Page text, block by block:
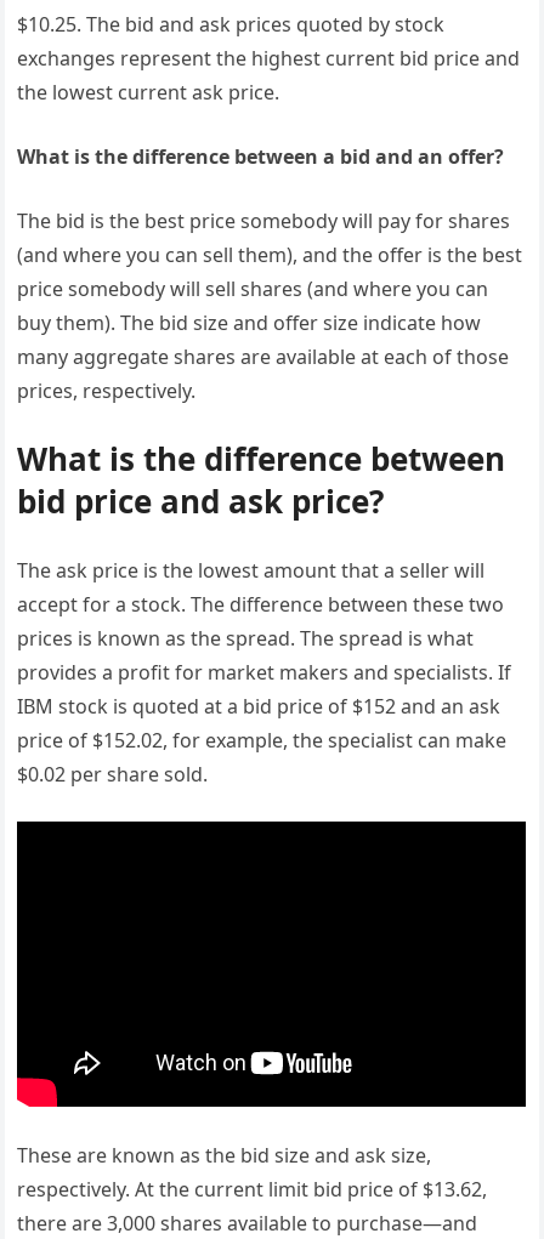
$10.25. The bid and ask prices quoted by stock
exchanges represent the highest current bid price and
the lowest current ask price.
What is the difference between a bid and an offer?
The bid is the best price somebody will pay for shares
(and where you can sell them), and the offer is the best
price somebody will sell shares (and where you can
buy them). The bid size and offer size indicate how
many aggregate shares are available at each of those
prices, respectively.
What is the difference between
bid price and ask price?
The ask price is the lowest amount that a seller will
accept for a stock. The difference between these two
prices is known as the spread. The spread is what
provides a profit for market makers and specialists. If
IBM stock is quoted at a bid price of $152 and an ask
price of $152.02, for example, the specialist can make
$0.02 per share sold.
These are known as the bid size and ask size,
respectively. At the current limit bid price of $13.62,
there are 3,000 shares available to purchase—and